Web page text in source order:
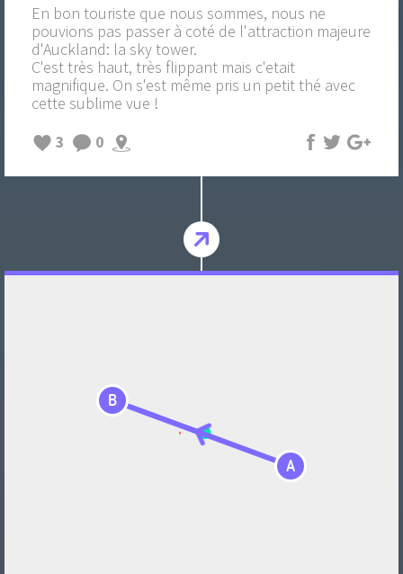
En bon touriste que nous sommes, nous ne
pouvions pas passer à coté de l'attraction majeure
d'Auckland: la sky tower.
C'est très haut, très flippant mais c'etait
magnifique. On s'est même pris un petit thé avec
cette sublime vue !
3
0
A
B